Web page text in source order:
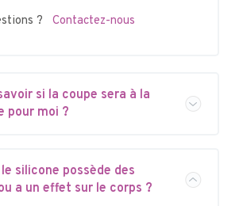
? Contactez-nous
si la coupe sera à la
pour moi ?
silicone possède des
a un effet sur le corps ?